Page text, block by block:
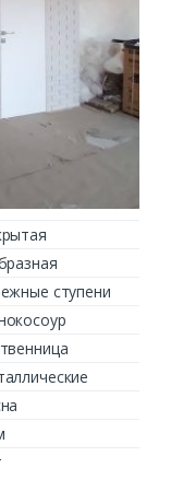
ступени